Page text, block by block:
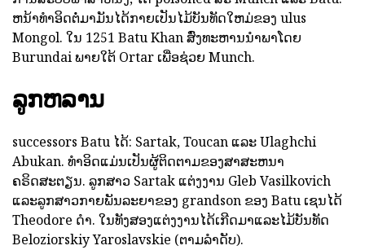
ຫນ້າທໍາອິດຕໍ່ມາມັນໄດ້ກາຍເປັນໄມ້ບັນທັດໃຫມ່ຂອງ ulus
Mongol. ໃນ 1251 Batu Khan ສົ່ງທະຫານນໍາພາໂດຍ
Burundai ພາຍໃຕ້ Ortar ເພື່ອຊ່ວຍ Munch.
ລູກຫລານ
successors Batu ໄດ້: Sartak, Toucan ແລະ Ulaghchi
Abukan. ທໍາອິດແມ່ນເປັນຜູ້ຕິດຕາມຂອງສາສະຫນາ
ຄຣິດສະຕຽນ. ລູກສາວ Sartak ແຕ່ງງານ Gleb Vasilkovich
ແລະລູກສາວກາຍພັນລະຍາຂອງ grandson ຂອງ Batu ເຊນໄດ້
Theodore ດໍາ. ໃນທັງສອງແຕ່ງງານໄດ້ເກີດມາແລະໄມ້ບັນທັດ
Beloziorskiy Yaroslavskie (ຕາມລໍາດັບ).